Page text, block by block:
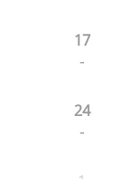
17
-
24
-